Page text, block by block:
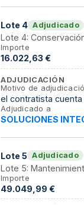
Lote 4 Adjudicado
Lote 4:
Importe
16.022,63 €
ADJUDICACIÓN
Motivo de
el contratista
Adjudicado a
SOLUCIONES
Lote5 Adjudicado
Lote 5:
Importe
49.049,99 €